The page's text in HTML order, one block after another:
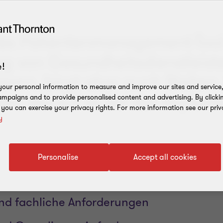
Patientenmanagement-
von
birgt aber auch
worauf es bei der
fachliche Anforderungen
personal information to measure and improve our sites and
and to provide personalised content and advertising. By
can exercise your privacy rights. For more information see our
Accept all cookies
Personalise